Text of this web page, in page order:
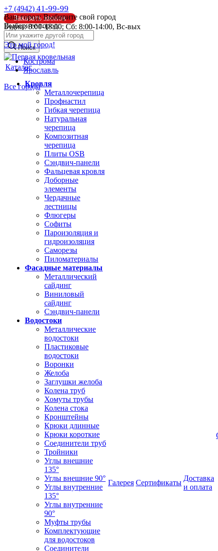
Ваш город: Выбирите свой город
Выберите город:
Это мой город!
Кострома
Ярославль
Все города
+7 (4942) 41-99-99
Заказать звонок
Будни: 8:00-18:00; Сб: 8:00-14:00, Вс-вых
info@pk44.ru
Поиск
Каталог
Кровля
Металлочерепица
Профнастил
Гибкая черепица
Натуральная
черепица
Композитная
черепица
Плиты OSB
Сэндвич-панели
Фальцевая кровля
Доборные
элементы
Чердачные
лестницы
Флюгеры
Софиты
Пароизоляция и
гидроизоляция
Саморезы
Пиломатериалы
Фасадные материалы
Металлический
сайдинг
Виниловый
сайдинг
Сэндвич-панели
Водостоки
Металлические
водостоки
Пластиковые
водостоки
Воронки
Желоба
Заглушки желоба
Колена труб
Хомуты трубы
Колена стока
Кронштейны
Крюки длинные
Крюки короткие
Соединители труб
Тройники
Углы внешние
135°
Углы внешние 90°
Углы внутренние
135°
Углы внутренние
90°
Муфты трубы
Комплектующие
для водостоков
Соединители
Галерея Сертификаты
Доставка
и оплата